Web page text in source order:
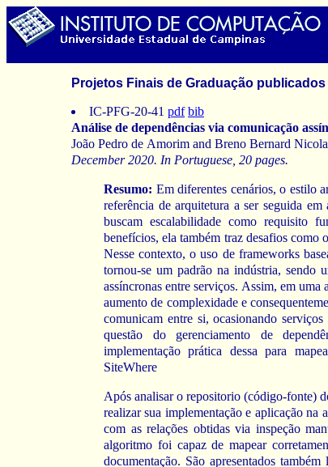
Projetos Finais de Graduação publicados
IC-PFG-20-41 pdf bib
Análise de dependências via comunicação
João Pedro de Amorim and Breno Bernard
December 2020. In Portuguese, 20 pages.
Resumo: Em diferentes cenários, o estilo
referência de arquitetura a ser seguida
buscam escalabilidade como requisito
benefícios, ela também traz desafios como
Nesse contexto, o uso de frameworks
tornou-se um padrão na indústria, sendo
assíncronas entre serviços. Assim, em
aumento de complexidade e
comunicam entre si, ocasionando
questão do gerenciamento de
implementação prática dessa para
SiteWhere
Após analisar o repositorio (código-fonte)
realizar sua implementação e aplicação na
com as relações obtidas via inspeção
algoritmo foi capaz de mapear
documentação. São apresentados